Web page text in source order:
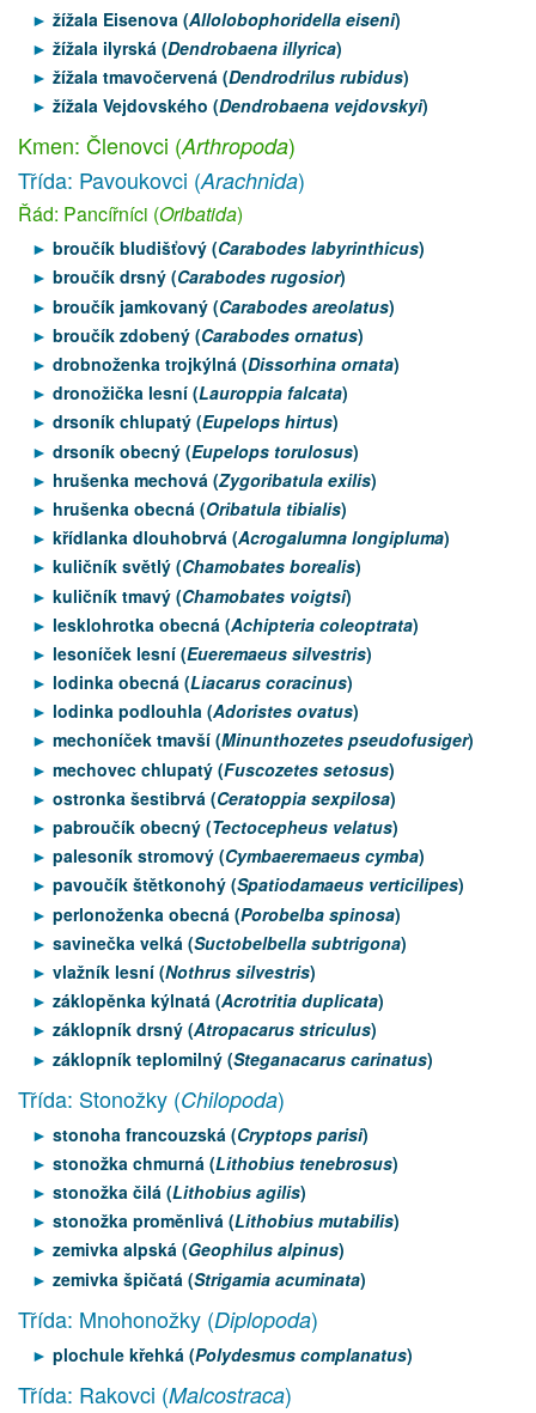
žížala Eisenova (Allolobophoridella eiseni)
žížala ilyrská (Dendrobaena illyrica)
žížala tmavočervená (Dendrodrilus rubidus)
žížala Vejdovského (Dendrobaena vejdovskyi)
Kmen: Členovci (Arthropoda)
Třída: Pavoukovci (Arachnida)
Řád: Pancířníci (Oribatida)
broučík bludišťový (Carabodes labyrinthicus)
broučík drsný (Carabodes rugosior)
broučík jamkovaný (Carabodes areolatus)
broučík zdobený (Carabodes ornatus)
drobnoženka trojkýlná (Dissorhina ornata)
dronožička lesní (Lauroppia falcata)
drsoník chlupatý (Eupelops hirtus)
drsoník obecný (Eupelops torulosus)
hrušenka mechová (Zygoribatula exilis)
hrušenka obecná (Oribatula tibialis)
křídlanka dlouhobrvá (Acrogalumna longipluma)
kuličník světlý (Chamobates borealis)
kuličník tmavý (Chamobates voigtsi)
lesklohrotka obecná (Achipteria coleoptrata)
lesoníček lesní (Eueremaeus silvestris)
lodinka obecná (Liacarus coracinus)
lodinka podlouhla (Adoristes ovatus)
mechoníček tmavší (Minunthozetes pseudofusiger)
mechovec chlupatý (Fuscozetes setosus)
ostronka šestibrvá (Ceratoppia sexpilosa)
pabroučík obecný (Tectocepheus velatus)
palesoník stromový (Cymbaeremaeus cymba)
pavoučík štětkonohý (Spatiodamaeus verticilipes)
perlonoženka obecná (Porobelba spinosa)
savinečka velká (Suctobelbella subtrigona)
vlažník lesní (Nothrus silvestris)
záklopěnka kýlnatá (Acrotritia duplicata)
záklopník drsný (Atropacarus striculus)
záklopník teplomilný (Steganacarus carinatus)
Třída: Stonožky (Chilopoda)
stonoha francouzská (Cryptops parisi)
stonožka chmurná (Lithobius tenebrosus)
stonožka čilá (Lithobius agilis)
stonožka proměnlivá (Lithobius mutabilis)
zemivka alpská (Geophilus alpinus)
zemivka špičatá (Strigamia acuminata)
Třída: Mnohonožky (Diplopoda)
plochule křehká (Polydesmus complanatus)
Třída: Rakovci (Malcostraca)